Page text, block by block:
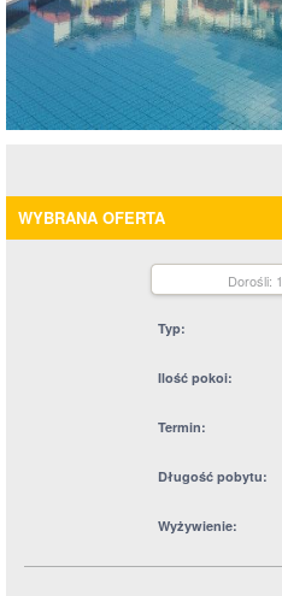
WYBRANA OFERTA
Dorośli: 1
Typ
Ilość pokoi
Termin
Długość pobytu
Wyżywienie